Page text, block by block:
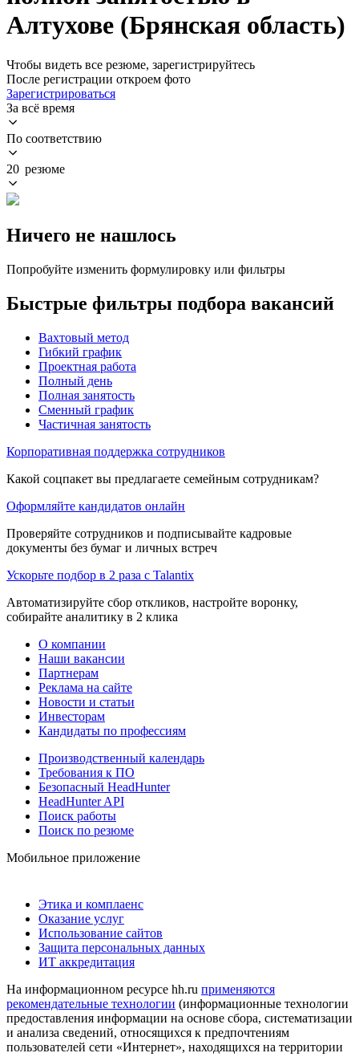
Алтухове (Брянская область)
Чтобы видеть все резюме, зарегистрируйтесь
После регистрации откроем фото
Зарегистрироваться
За всё время
По соответствию
20 резюме
Ничего не нашлось
Попробуйте изменить формулировку или фильтры
Быстрые фильтры подбора вакансий
Вахтовый метод
Гибкий график
Проектная работа
Полный день
Полная занятость
Сменный график
Частичная занятость
Корпоративная поддержка сотрудников
Какой соцпакет вы предлагаете семейным сотрудникам?
Оформляйте кандидатов онлайн
Проверяйте сотрудников и подписывайте кадровые
документы без бумаг и личных встреч
Ускорьте подбор в 2 раза с Talantix
Автоматизируйте сбор откликов, настройте воронку,
собирайте аналитику в 2 клика
О компании
Наши вакансии
Партнерам
Реклама на сайте
Новости и статьи
Инвесторам
Кандидаты по профессиям
Производственный календарь
Требования к ПО
Безопасный HeadHunter
HeadHunter API
Поиск работы
Поиск по резюме
Мобильное приложение
Этика и комплаенс
Оказание услуг
Использование сайтов
Защита персональных данных
ИТ аккредитация
На информационном ресурсе hh.ru применяются
рекомендательные технологии (информационные технологии
предоставления информации на основе сбора, систематизации
и анализа сведений, относящихся к предпочтениям
пользователей сети «Интернет», находящихся на территории